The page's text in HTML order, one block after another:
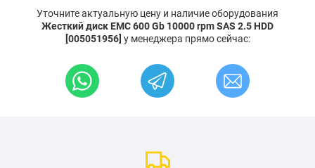
Уточните актуальную цену и наличие оборудования
Жесткий диск EMC 600 Gb 10000 rpm SAS 2.5 HDD
[005051956] у менеджера прямо сейчас: